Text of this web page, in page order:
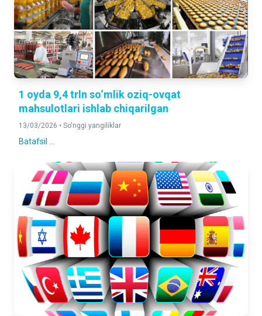
1 oyda 9,4 trln so‘mlik oziq-ovqat
mahsulotlari ishlab chiqarilgan
13/03/2026 • So'nggi yangiliklar
Batafsil ...